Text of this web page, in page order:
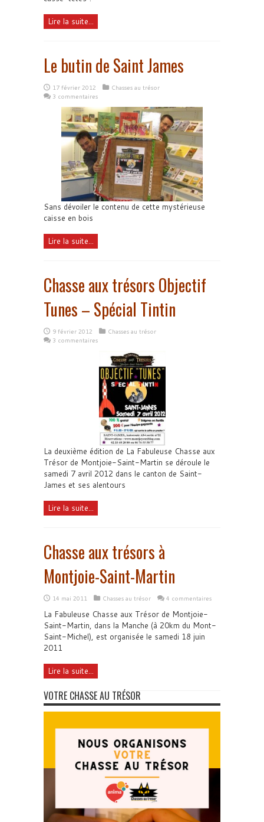
Lire la suite...
Le butin de Saint James
17 février 2012
Chasses au trésor
3 commentaires
Sans dévoiler le contenu de cette mystérieuse
caisse en bois
Lire la suite...
Chasse aux trésors Objectif
Tunes – Spécial Tintin
9 février 2012
Chasses au trésor
3 commentaires
La deuxième édition de La Fabuleuse Chasse aux
Trésor de Montjoie-Saint-Martin se déroule le
samedi 7 avril 2012 dans le canton de Saint-
James et ses alentours
Lire la suite...
Chasse aux trésors à
Montjoie-Saint-Martin
14 mai 2011 Chasses au trésor 4 commentaires
La Fabuleuse Chasse aux Trésor de Montjoie-
Saint-Martin, dans la Manche (à 20km du Mont-
Saint-Michel), est organisée le samedi 18 juin
2011
Lire la suite...
VOTRE CHASSE AU TRÉSOR